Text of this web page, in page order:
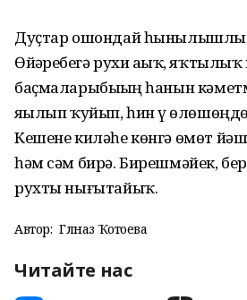
Дуҫтар ошондай һынылышлы
Өйҙәребеҙгә рухи аҙыҡ,
баҫмаларыбыҙҙың һанын
яҙылып ҡуйып, һин үҙ
Кешене киләһе көнгә өмөт
һәм сәм бирә. Бирешмәйек,
рухты нығытайыҡ.
Автор: Гөлназ Ҡотоева
Читайте нас